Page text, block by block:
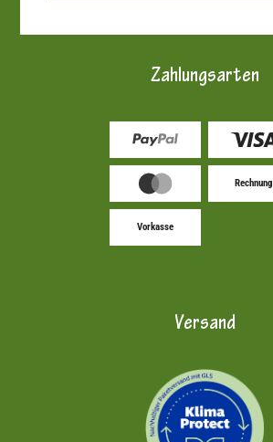
Zahlungsarten
Rechnung
Vorkasse
Versand